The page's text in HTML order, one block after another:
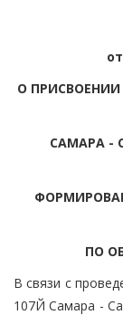
О
САМАРА -
ПО
В связи с
107Й Самара -